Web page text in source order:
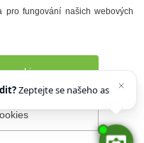
webu
fungování našich webových
cookies
se našeho asistenta